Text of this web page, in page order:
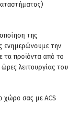
της
ενημερώνουμε την
τα προϊόντα από το
λειτουργίας του
χώρο σας με ACS